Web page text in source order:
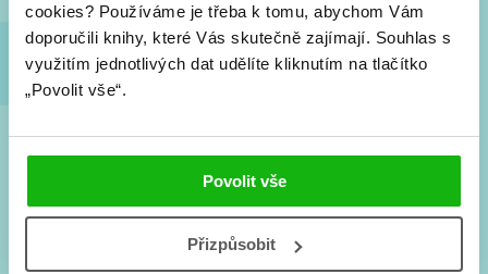
cookies? Používáme je třeba k tomu, abychom Vám
doporučili knihy, které Vás skutečně zajímají. Souhlas s
využitím jednotlivých dat udělíte kliknutím na tlačítko
„Povolit vše“.
Povolit vše
Přizpůsobit
Souhlasím spodmínkami zpracování osobních údajů
Tvá e-mailová adresa je u nás v bezpečí. Přečti si